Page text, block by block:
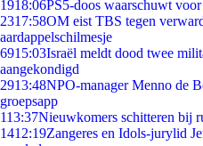
1918:06PS5-doos waarschuwt
2317:58OM eist TBS tegen
aardappelschilmesje
6915:03Israël meldt dood twee
aangekondigd
2913:48NPO-manager Menno de
groepsapp
113:37Nieuwkomers schitteren bij
1412:19Zangeres en Idols-jurylid